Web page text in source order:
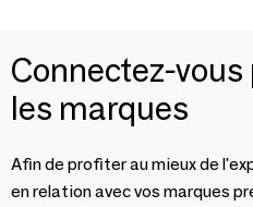
Connectez-
les marques
Afin de profiter au mieux de
en relation avec vos marques